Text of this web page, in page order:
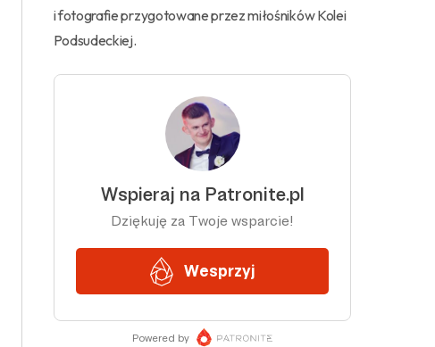
i fotografie przygotowane przez miłośników Kolei
Podsudeckiej.